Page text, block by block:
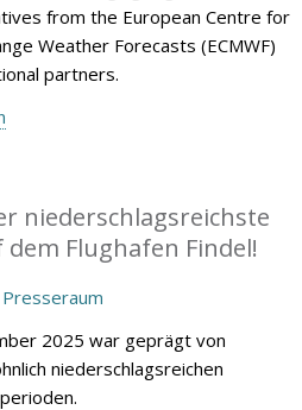
from the European Centre for
Weather Forecasts (ECMWF)
partners.
niederschlagsreichste
Flughafen Findel!
Presseraum
2025 war geprägt von
niederschlagsreichen